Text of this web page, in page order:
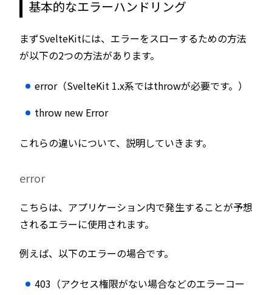
基本的なエラーハンドリング
まずSvelteKitには、エラーをスローするための方法
が以下の2つの方法があります。
error（SvelteKit 1.x系ではthrowが必要です。）
throw new Error
これらの違いについて、説明していきます。
error
こちらは、アプリケーション内で発生することが予想
されるエラーに使用されます。
例えば、以下のエラーの場合です。
403（アクセス権限がない場合などのエラーコー